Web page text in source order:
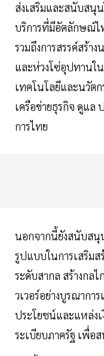
ส่งเสริมและสนับสนุ
บริการที่มีอัตลักษณ์ไ
รวมถึงการสรรค์สร้า
และห่วงโซ่อุปทานใน
เทคโนโลยีและนวัตก
เครือข่ายธุรกิจ ดูแล
การไทย
นอกจากนี้ยังสนับสนุ
รูปแบบในการเสริม
ระดับสากล สร้างกล
วเวอร์อย่างบูรณาก
ประโยชน์และแหล่ง
ระเบียบภาครัฐ เพื่อ